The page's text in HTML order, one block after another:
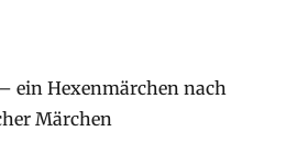
– ein Hexenmärchen nach
Märchen